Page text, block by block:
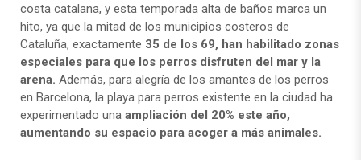
costa catalana, y esta temporada alta de baños marca un
hito, ya que la mitad de los municipios costeros de
Cataluña, exactamente 35 de los 69, han habilitado zonas
especiales para que los perros disfruten del mar y la
arena. Además, para alegría de los amantes de los perros
en Barcelona, la playa para perros existente en la ciudad ha
experimentado una ampliación del 20% este año,
aumentando su espacio para acoger a más animales.